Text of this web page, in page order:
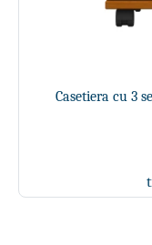
Casetiera cu 3